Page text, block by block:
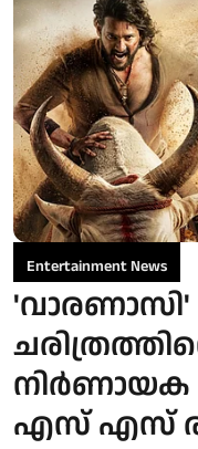
Entertainment News
'വാരണാസി'
നിർണായക
എസ് എസ്